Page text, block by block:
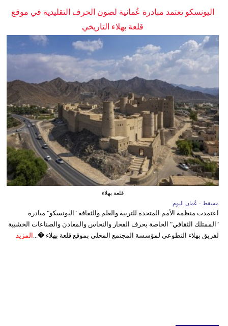
اليونسكو تعتمد مبادرة عُمانية لصون الحرف التقليدية في موقع
قلعة بهلاء التاريخي
قلعة بهلاء
مسقط - عُمان اليوم
اعتمدت منظمة الأمم المتحدة للتربية والعلم والثقافة "اليونسكو" مبادرة
"الممتلك الثقافي" الخاصة بحرف الفخار والنحاس والمعادن والصناعات الخشبية
لفريق بهلاء التطوعي لمؤسسة المجتمع المحلي بموقع قلعة بهلاء �... المزيد